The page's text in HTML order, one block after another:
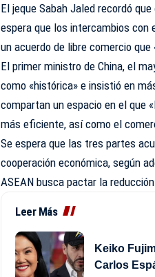
El jeque Sabah Jaled recordó
espera que los intercambios con
un acuerdo de libre comercio
El primer ministro de China, el
como «histórica» e insistió en
compartan un espacio en el que
más eficiente, así como el
Se espera que las tres partes
cooperación económica, según
ASEAN busca pactar la
Leer Más
Keiko
Carlos